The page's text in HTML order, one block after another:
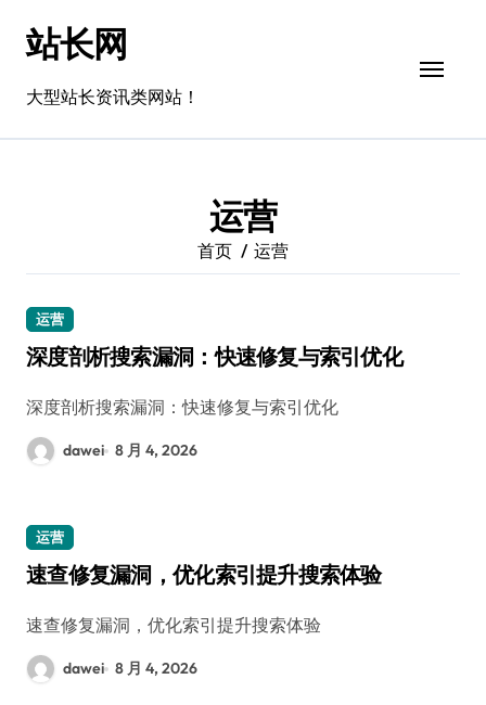
站长网
大型站长资讯类网站！
运营
首页 运营
运营
深度剖析搜索漏洞：快速修复与索引优化
深度剖析搜索漏洞：快速修复与索引优化
dawei 8 月 4, 2026
运营
速查修复漏洞，优化索引提升搜索体验
速查修复漏洞，优化索引提升搜索体验
dawei 8 月 4, 2026